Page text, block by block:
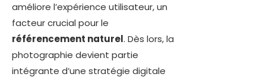
améliore l’expérience utilisateur, un
facteur crucial pour le
référencement naturel. Dès lors, la
photographie devient partie
intégrante d’une stratégie digitale